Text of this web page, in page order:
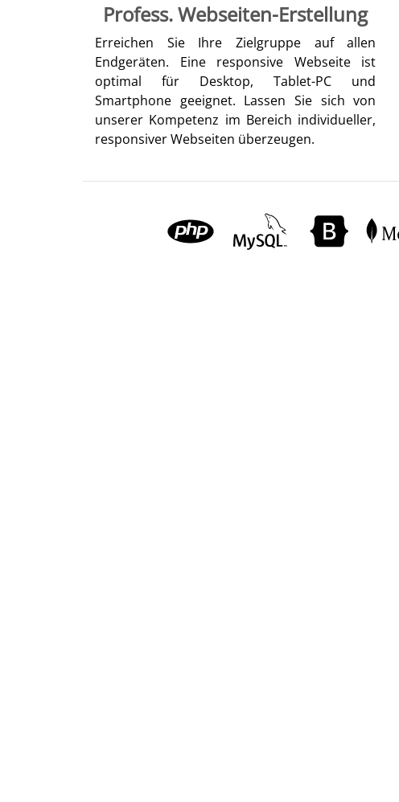
Profess. Webseiten-Erstellung
Erreichen Sie Ihre Zielgruppe auf allen
Endgeräten. Eine responsive Webseite ist
optimal für Desktop, Tablet-PC und
Smartphone geeignet. Lassen Sie sich von
unserer Kompetenz im Bereich individueller,
responsiver Webseiten überzeugen.